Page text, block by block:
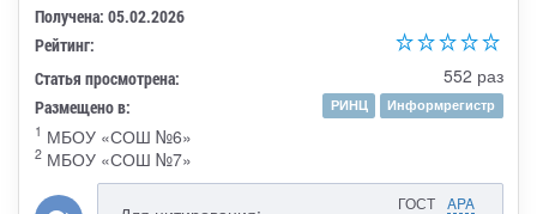
Получена: 05.02.2026
Рейтинг:
Статья просмотрена:
552 раз
Размещено в: РИНЦ
Информрегистр
1 МБОУ «СОШ №6»
2МБОУ «СОШ №7»
ГОСТ APA